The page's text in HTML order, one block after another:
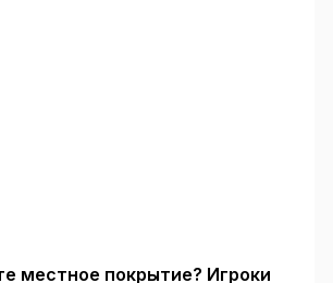
местное покрытие? Игроки